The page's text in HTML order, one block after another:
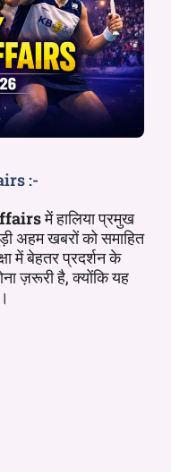
:-
में हालिया प्रमुख
अहम खबरों को समाहित
में बेहतर प्रदर्शन के
ज़रूरी है, क्योंकि यह